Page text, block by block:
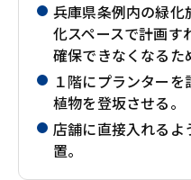
兵庫県条例内の緑化
化スペースで計画す
確保できなくなるた
１階にプランター
植物を登坂させる。
店舗に直接入れる
置。